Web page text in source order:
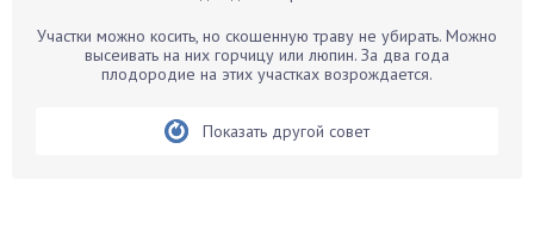
Бирючина
Бобовые
Участки можно косить, но скошенную траву не убирать. Можно
высеивать на них горчицу или люпин. За два года
плодородие на этих участках возрождается.
Показать другой совет